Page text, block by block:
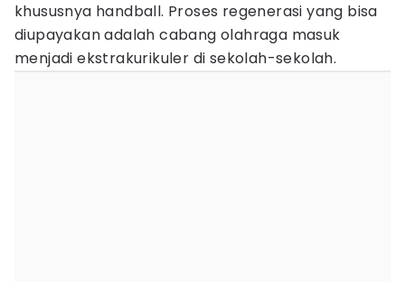
khususnya handball. Proses regenerasi yang bisa
diupayakan adalah cabang olahraga masuk
menjadi ekstrakurikuler di sekolah-sekolah.